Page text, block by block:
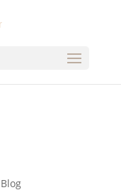
Blog